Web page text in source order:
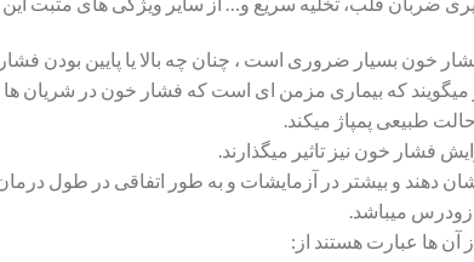
خون بسیار ضروری است ، چنان چه بالا یا پایین بودن
میگویند که بیماری مزمن ای است که فشار خون در شریان
طبیعی پمپاژ میکند.
فشار خون نیز تاثیر میگذارند.
دهند و بیشتر در آزمایشات و به طور اتفاقی در طول
زودرس میباشد.
آن ها عبارت هستند از: